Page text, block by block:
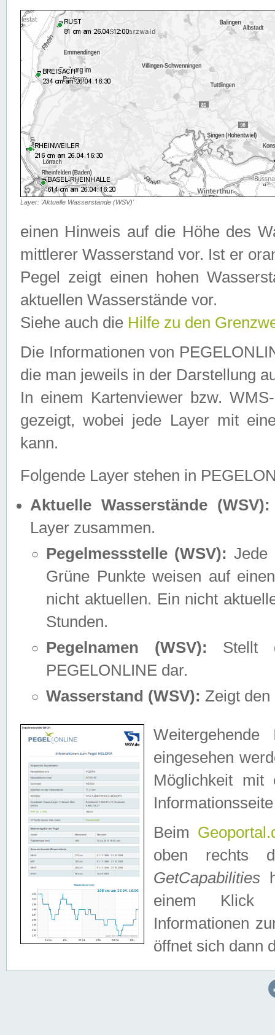
Layer: 'Aktuelle Wasserstände (WSV)'
einen Hinweis auf die Höhe des
mittlerer Wasserstand vor. Ist er
Pegel zeigt einen hohen
aktuellen Wasserstände vor.
Siehe auch die Hilfe zu den
Die Informationen von
die man jeweils in der Darstellung
In einem Kartenviewer bzw.
gezeigt, wobei jede Layer mit
kann.
Folgende Layer stehen in
Aktuelle Wasserstände (WSV):
Layer zusammen.
Pegelmessstelle (WSV): Jede
Grüne Punkte weisen auf
nicht aktuellen. Ein nicht
Stunden.
Pegelnamen (WSV): Stellt
PEGELONLINE dar.
Wasserstand (WSV): Zeigt den
eingesehen
Möglichkeit mit
Beim
oben rechts
GetCapabilities
einem Klick
Informationen
öffnet sich dann